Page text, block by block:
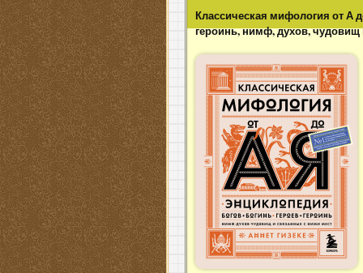
Классическая мифология от А
героинь, нимф, духов,